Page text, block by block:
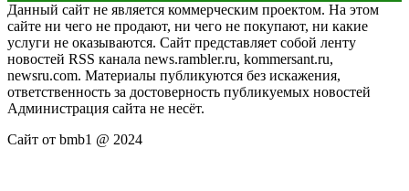
Данный сайт не является коммерческим проектом. На этом
сайте ни чего не продают, ни чего не покупают, ни какие
услуги не оказываются. Сайт представляет собой ленту
новостей RSS канала news.rambler.ru, kommersant.ru,
newsru.com. Материалы публикуются без искажения,
ответственность за достоверность публикуемых новостей
Администрация сайта не несёт.
Сайт от bmb1 @ 2024